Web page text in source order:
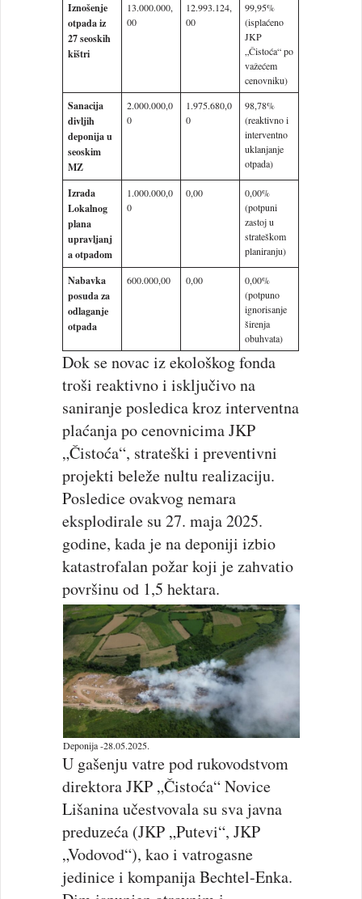
Iznošenje
otpada iz
27 seoskih
kištri
13.000.000,
00
12.993.124,
00
99,95%
(isplaćeno
JKP
„Čistoća“ po
važećem
cenovniku)
Sanacija
divljih
deponija u
seoskim
MZ
2.000.000,0
0
1.975.680,0
0
98,78%
(reaktivno i
interventno
uklanjanje
otpada)
Izrada
Lokalnog
plana
upravljanj
a otpadom
1.000.000,0
0
0,00
0,00%
(potpuni
zastoj u
strateškom
planiranju)
Nabavka
posuda za
odlaganje
otpada
600.000,00 0,00
0,00%
(potpuno
ignorisanje
širenja
obuhvata)
Dok se novac iz ekološkog fonda
troši reaktivno i isključivo na
saniranje posledica kroz interventna
plaćanja po cenovnicima JKP
„Čistoća“, strateški i preventivni
projekti beleže nultu realizaciju.
Posledice ovakvog nemara
eksplodirale su 27. maja 2025.
godine, kada je na deponiji izbio
katastrofalan požar koji je zahvatio
površinu od 1,5 hektara.
Deponija -28.05.2025.
U gašenju vatre pod rukovodstvom
direktora JKP „Čistoća“ Novice
Lišanina učestvovala su sva javna
preduzeća (JKP „Putevi“, JKP
„Vodovod“), kao i vatrogasne
jedinice i kompanija Bechtel-Enka.